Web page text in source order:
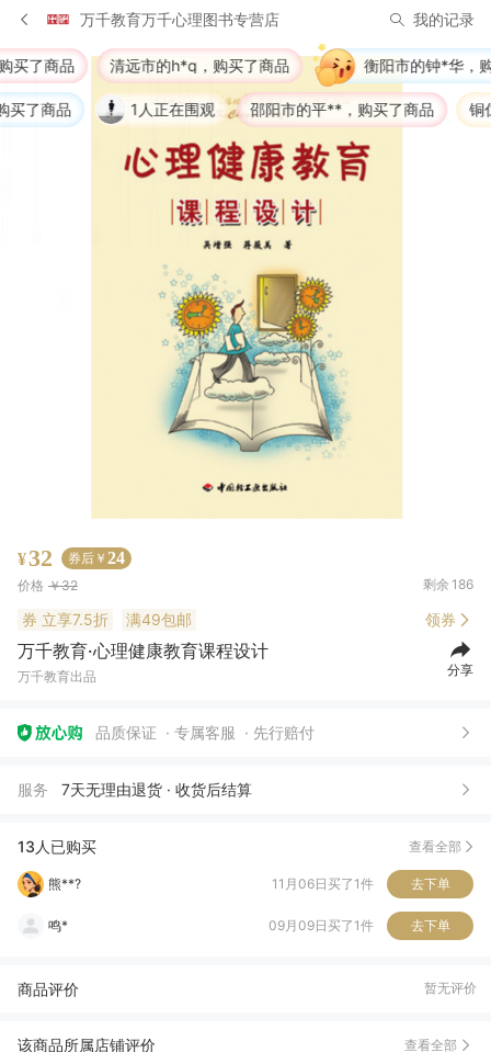
万千教育万千心理图书专营店 我的记录
1人正在围观
清远市的h*q，购买了商品
邵阳市的平**，购买了商品
衡阳市的钟*华，购买了商品
铜仁市的心**城，
¥32 券后￥ 24
价格 ￥32 剩余 186
券 立享7.5折 满49包邮 领券
万千教育·心理健康教育课程设计
万千教育出品 分享
品质保证 专属客服 先行赔付
服务 7天无理由退货 · 收货后结算
13人已购买 查看全部
由*✨
去下单
去下单
小* 去下单
椰***? 去下单
商品评价 暂无评价
该商品所属店铺评价 查看全部